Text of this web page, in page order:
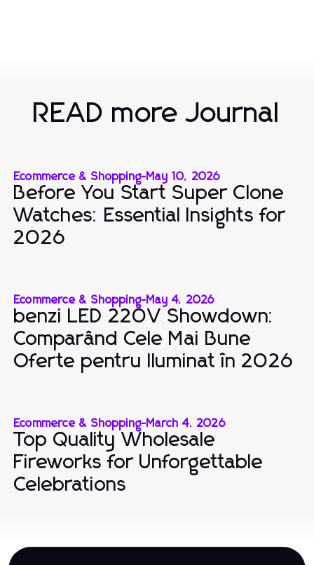
READ more Journal
Ecommerce & Shopping-May 10, 2026
Before You Start Super Clone
Watches: Essential Insights for
2026
Ecommerce & Shopping-May 4, 2026
benzi LED 220V Showdown:
Comparând Cele Mai Bune
Oferte pentru Iluminat în 2026
Ecommerce & Shopping-March 4, 2026
Top Quality Wholesale
Fireworks for Unforgettable
Celebrations